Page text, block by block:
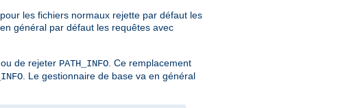
les fichiers normaux rejette par défaut les
général par défaut les requêtes avec
de rejeter PATH_INFO. Ce remplacement
. Le gestionnaire de base va en général